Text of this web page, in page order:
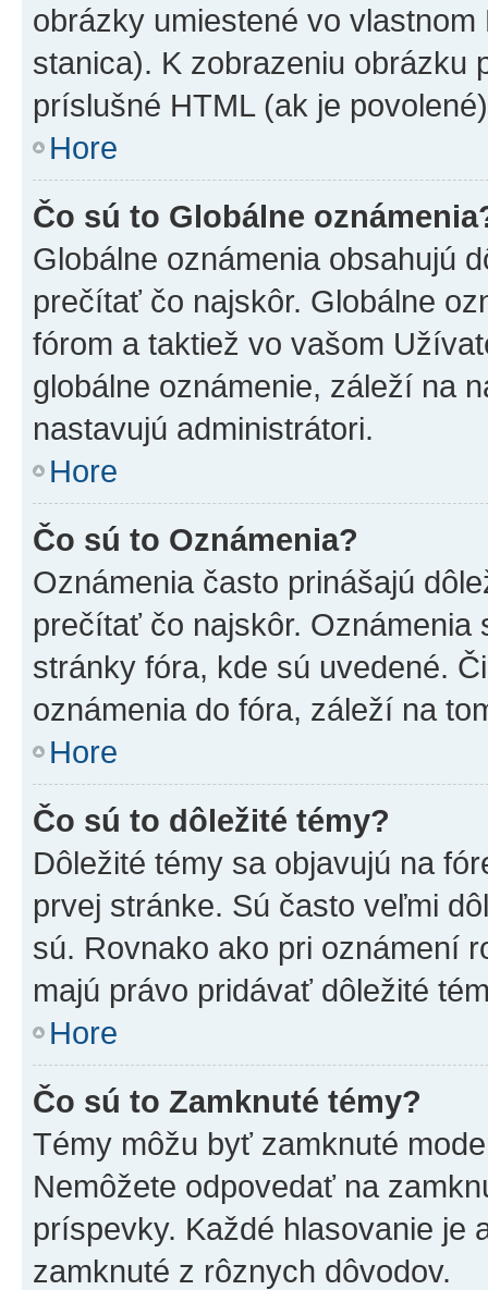
obrázky umiestené vo
stanica). K zobrazeniu obrázku
príslušné HTML (ak je
Hore
Čo sú to Globálne
Globálne oznámenia obsahujú
prečítať čo najskôr. Globálne
fórom a taktiež vo vašom
globálne oznámenie, záleží na
nastavujú administrátori.
Hore
Čo sú to Oznámenia?
Oznámenia často prinášajú
prečítať čo najskôr. Oznámenia
stránky fóra, kde sú uvedené.
oznámenia do fóra, záleží na
Hore
Čo sú to dôležité témy?
Dôležité témy sa objavujú na
prvej stránke. Sú často veľmi
sú. Rovnako ako pri oznámení
majú právo pridávať dôležité
Hore
Čo sú to Zamknuté témy?
Témy môžu byť zamknuté
Nemôžete odpovedať na
príspevky. Každé hlasovanie je
zamknuté z rôznych dôvodov.